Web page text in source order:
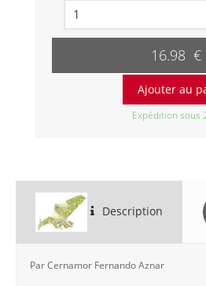
16.98 €
Expédition sous
Description
Par Cernamor Fernando Aznar